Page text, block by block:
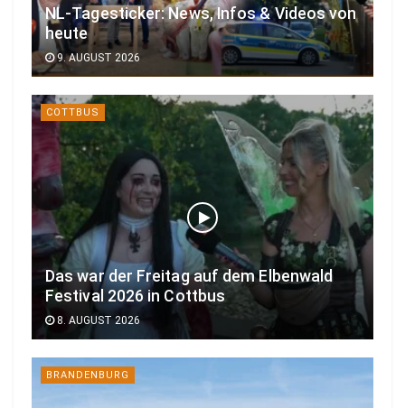
NL-Tagesticker: News, Infos & Videos von
heute
9. AUGUST 2026
COTTBUS
Das war der Freitag auf dem Elbenwald
Festival 2026 in Cottbus
8. AUGUST 2026
BRANDENBURG